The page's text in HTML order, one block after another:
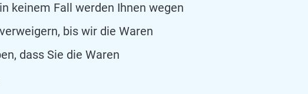
keinem Fall werden Ihnen wegen
bis wir die Waren
dass Sie die Waren